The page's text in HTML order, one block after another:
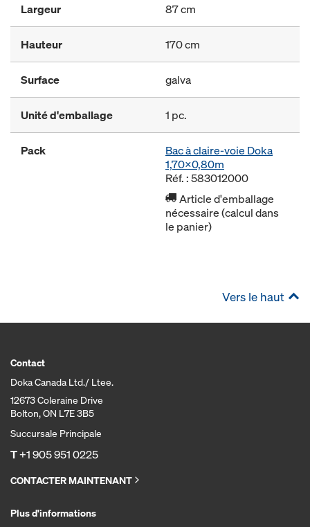
Largeur 87 cm
Hauteur 170 cm
Surface galva
Unité d'emballage 1 pc.
Pack
Bac à claire-voie Doka
1,70x0,80m
Réf. : 583012000
Article d'emballage
nécessaire (calcul dans
le panier)
Vers le haut
Contact
Doka Canada Ltd./ Ltee.
12673 Coleraine Drive
Bolton, ON L7E 3B5
Succursale Principale
T+1 905 951 0225
CONTACTER MAINTENANT
Plus d'informations